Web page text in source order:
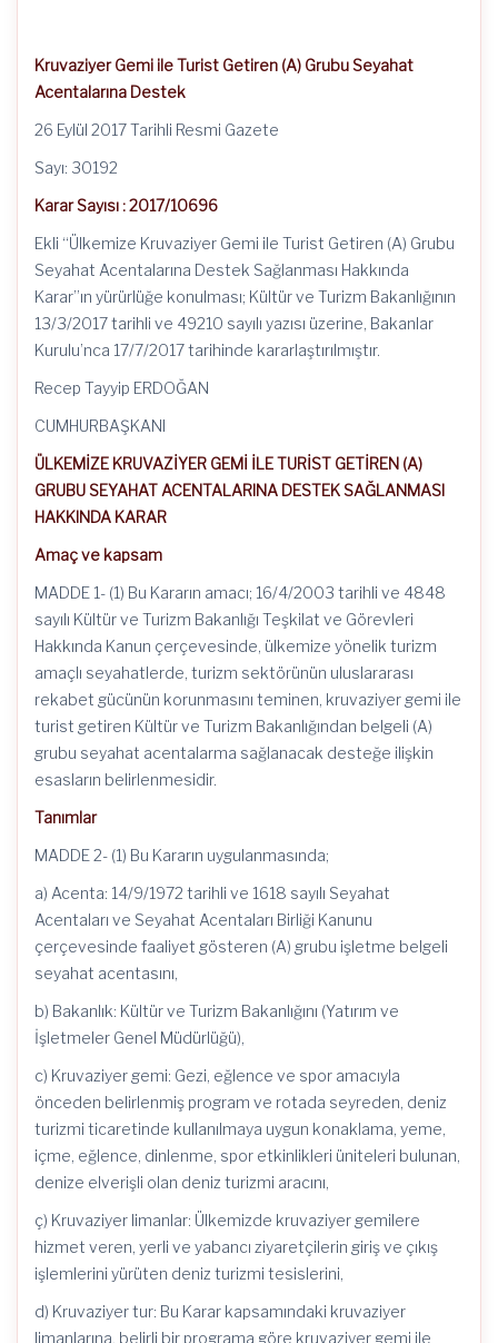
Kruvaziyer Gemi ile Turist Getiren (A) Grubu Seyahat
Acentalarına Destek
26 Eylül 2017 Tarihli Resmi Gazete
Sayı: 30192
Karar Sayısı : 2017/10696
Ekli “Ülkemize Kruvaziyer Gemi ile Turist Getiren (A) Grubu
Seyahat Acentalarına Destek Sağlanması Hakkında
Karar”ın yürürlüğe konulması; Kültür ve Turizm Bakanlığının
13/3/2017 tarihli ve 49210 sayılı yazısı üzerine, Bakanlar
Kurulu’nca 17/7/2017 tarihinde kararlaştırılmıştır.
Recep Tayyip ERDOĞAN
CUMHURBAŞKANI
ÜLKEMİZE KRUVAZİYER GEMİ İLE TURİST GETİREN (A)
GRUBU SEYAHAT ACENTALARINA DESTEK SAĞLANMASI
HAKKINDA KARAR
Amaç ve kapsam
MADDE 1- (1) Bu Kararın amacı; 16/4/2003 tarihli ve 4848
sayılı Kültür ve Turizm Bakanlığı Teşkilat ve Görevleri
Hakkında Kanun çerçevesinde, ülkemize yönelik turizm
amaçlı seyahatlerde, turizm sektörünün uluslararası
rekabet gücünün korunmasını teminen, kruvaziyer gemi ile
turist getiren Kültür ve Turizm Bakanlığından belgeli (A)
grubu seyahat acentalarma sağlanacak desteğe ilişkin
esasların belirlenmesidir.
Tanımlar
MADDE 2- (1) Bu Kararın uygulanmasında;
a) Acenta: 14/9/1972 tarihli ve 1618 sayılı Seyahat
Acentaları ve Seyahat Acentaları Birliği Kanunu
çerçevesinde faaliyet gösteren (A) grubu işletme belgeli
seyahat acentasını,
b) Bakanlık: Kültür ve Turizm Bakanlığını (Yatırım ve
İşletmeler Genel Müdürlüğü),
c) Kruvaziyer gemi: Gezi, eğlence ve spor amacıyla
önceden belirlenmiş program ve rotada seyreden, deniz
turizmi ticaretinde kullanılmaya uygun konaklama, yeme,
içme, eğlence, dinlenme, spor etkinlikleri üniteleri bulunan,
denize elverişli olan deniz turizmi aracını,
ç) Kruvaziyer limanlar: Ülkemizde kruvaziyer gemilere
hizmet veren, yerli ve yabancı ziyaretçilerin giriş ve çıkış
işlemlerini yürüten deniz turizmi tesislerini,
d) Kruvaziyer tur: Bu Karar kapsamındaki kruvaziyer
limanlarına, belirli bir programa göre kruvaziyer gemi ile